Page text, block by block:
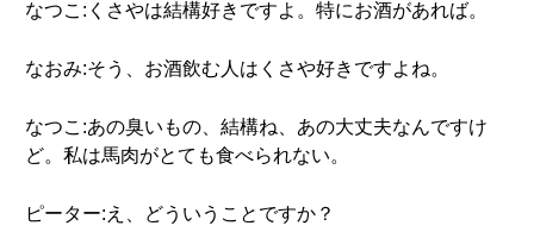
なつこ:くさやは結構好きですよ。特にお酒があれば。
なおみ:そう、お酒飲む人はくさや好きですよね。
なつこ:あの臭いもの、結構ね、あの大丈夫なんですけ
ど。私は馬肉がとても食べられない。
ピーター:え、どういうことですか？